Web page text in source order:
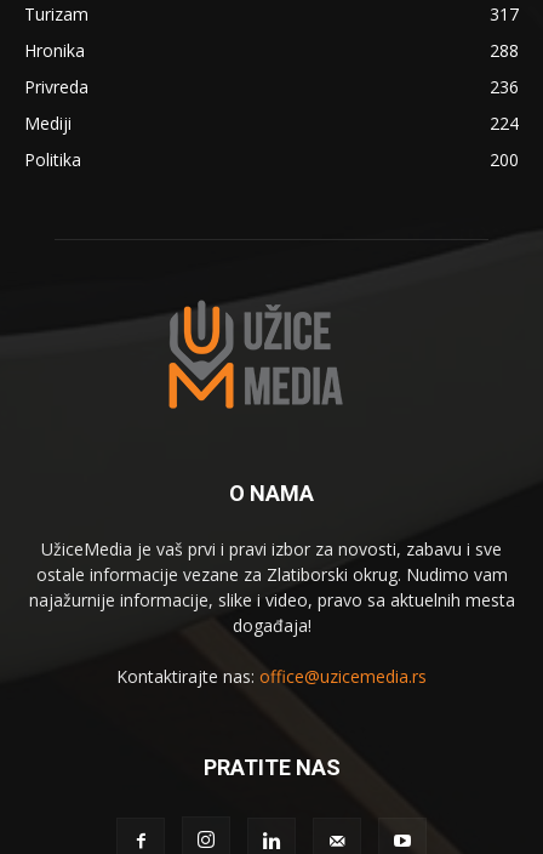
Turizam
317
Hronika
288
Privreda
236
Mediji
224
Politika
200
O NAMA
UžiceMedia je vaš prvi i pravi izbor za novosti, zabavu i sve
ostale informacije vezane za Zlatiborski okrug. Nudimo vam
najažurnije informacije, slike i video, pravo sa aktuelnih mesta
događaja!
Kontaktirajte nas: office@uzicemedia.rs
PRATITE NAS